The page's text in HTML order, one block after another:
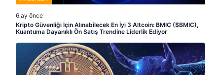
6 ay önce
Kripto Güvenliği İçin Alınabilecek En İyi 3 Altcoin: BMIC ($BMIC),
Kuantuma Dayanıklı Ön Satış Trendine Liderlik Ediyor